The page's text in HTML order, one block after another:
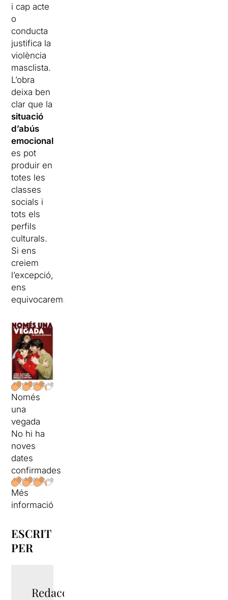
i cap acte
o
conducta
justifica la
violència
masclista.
L’obra
deixa ben
clar que la
situació
d’abús
emocional
es pot
produir en
totes les
classes
socials i
tots els
perfils
culturals.
Si ens
creiem
l’excepció,
ens
equivocarem.
Només
una
vegada
No hi ha
noves
dates
confirmades
Més
informació
ESCRIT
PER
Redacció